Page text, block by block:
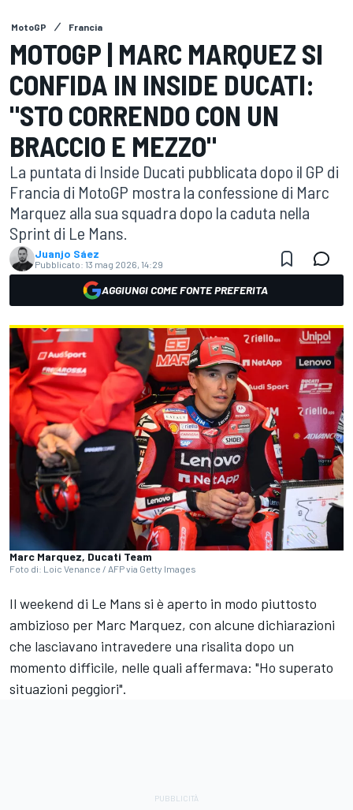
MotoGP Francia
MOTOGP | MARC MARQUEZ SI
CONFIDA IN INSIDE DUCATI:
"STO CORRENDO CON UN
BRACCIO E MEZZO"
La puntata di Inside Ducati pubblicata dopo il GP di
Francia di MotoGP mostra la confessione di Marc
Marquez alla sua squadra dopo la caduta nella
Sprint di Le Mans.
Juanjo Sáez
Pubblicato: 13 mag 2026, 14:29
AGGIUNGI COME FONTE PREFERITA
Marc Marquez, Ducati Team
Foto di: Loic Venance / AFP via Getty Images
Il weekend di Le Mans si è aperto in modo piuttosto
ambizioso per Marc Marquez, con alcune dichiarazioni
che lasciavano intravedere una risalita dopo un
momento difficile, nelle quali affermava: "Ho superato
situazioni peggiori".